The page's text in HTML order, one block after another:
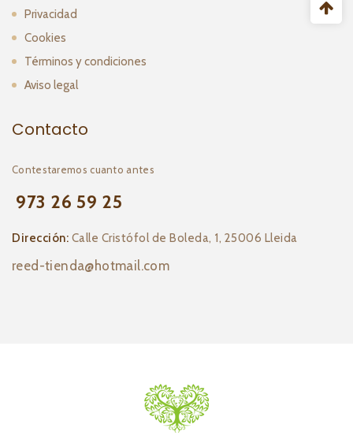
Privacidad
Cookies
Términos y condiciones
Aviso legal
Contacto
Contestaremos cuanto antes
973 26 59 25
Dirección: Calle Cristófol de Boleda, 1, 25006 Lleida
reed-tienda@hotmail.com